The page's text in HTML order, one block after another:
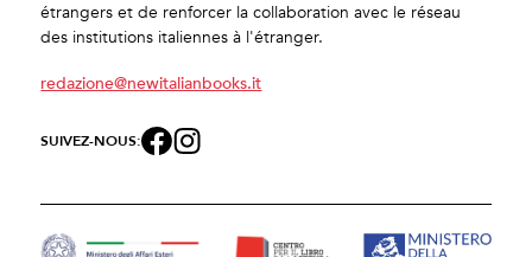
étrangers et de renforcer la collaboration avec le réseau
des institutions italiennes à l'étranger.
redazione@newitalianbooks.it
SUIVEZ-NOUS: